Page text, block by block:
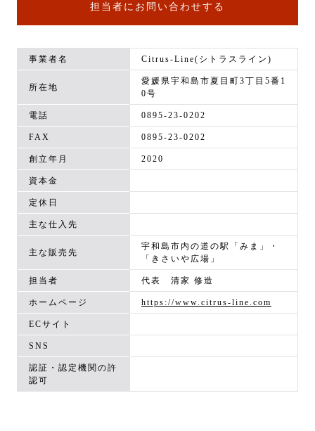
担当者にお問い合わせする
事業者名 Citrus-Line(シトラスライン)
所在地
愛媛県宇和島市夏目町3丁目5番1
0号
電話 0895-23-0202
FAX 0895-23-0202
創立年月 2020
資本金
定休日
主な仕入先
主な販売先
宇和島市内の道の駅「みま」・
「きさいや広場」
担当者 代表 清家 修造
ホームページ https://www.citrus-line.com
ECサイト
SNS
認証・認定機関の許
認可